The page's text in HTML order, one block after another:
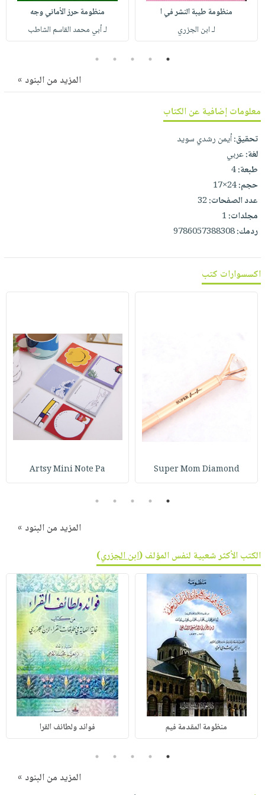
صابون
مناسبات
فيديوهات
يتكرر
نيل
وفرات
انشر
كتابك
تواصل
معنا
منظومة طيبة النشر في ا
لـ ابن الجزري
منظومة حرز الأماني وجه
لـ أبي محمد القاسم الشاطب
1
2
3
4
5
المزيد من البنود »
معلومات إضافية عن الكتاب
تحقيق:أيمن رشدي سويد
لغة:عربي
طبعة:4
حجم:24×17
عدد الصفحات:32
مجلدات:1
ردمك:9786057388308
اكسسوارات كتب
Super Mom Diamond
Artsy Mini Note Pa
1
2
3
4
5
المزيد من البنود »
الكتب الأكثر شعبية لنفس المؤلف (ابن الجزري)
منظومة المقدمة فيم فوائد ولطائف القرا
1
2
3
4
5
المزيد من البنود »